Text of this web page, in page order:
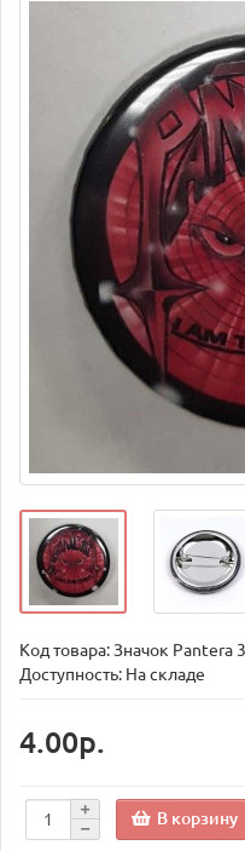
Код товара:Значок Pantera 3
Доступность: На складе
4.00р.
В корзину